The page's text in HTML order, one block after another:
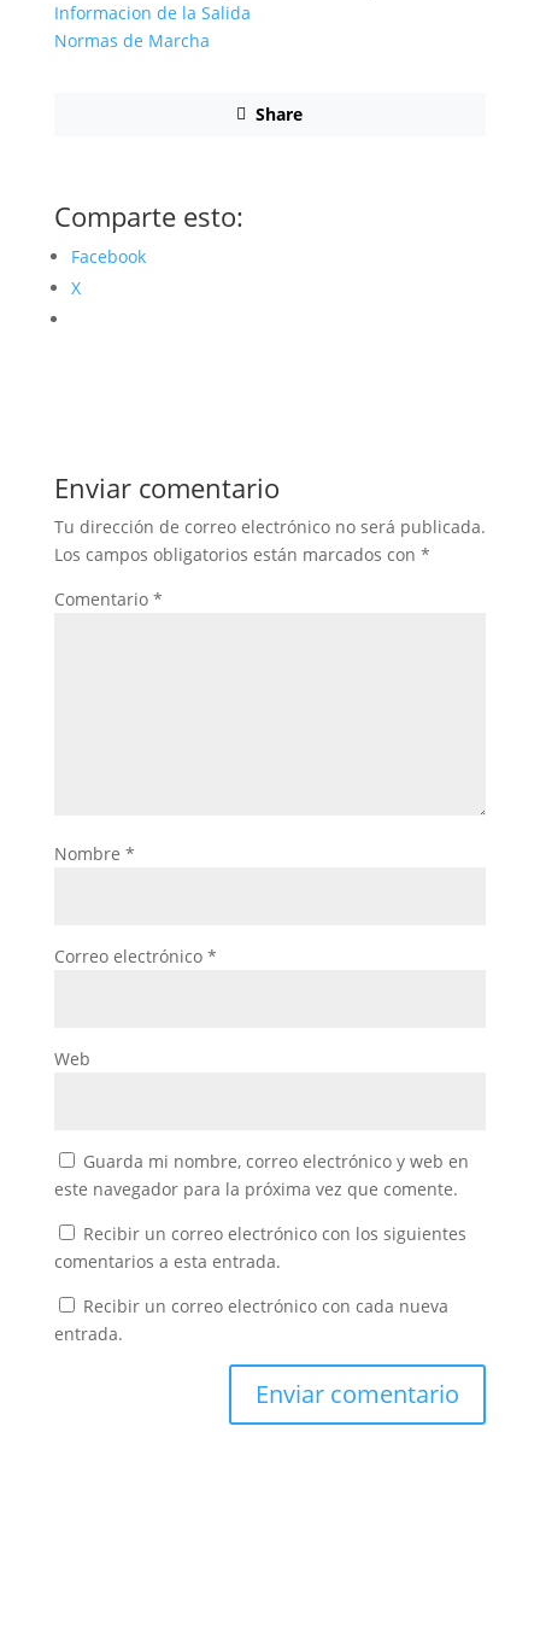
Informacion de la Salida
Normas de Marcha
Share
Comparte esto:
Facebook
X
Enviar comentario
Tu dirección de correo electrónico no será publicada.
Los campos obligatorios están marcados con *
Comentario *
Nombre *
Correo electrónico *
Web
Guarda mi nombre, correo electrónico y web en
este navegador para la próxima vez que comente.
Recibir un correo electrónico con los siguientes
comentarios a esta entrada.
Recibir un correo electrónico con cada nueva
entrada.